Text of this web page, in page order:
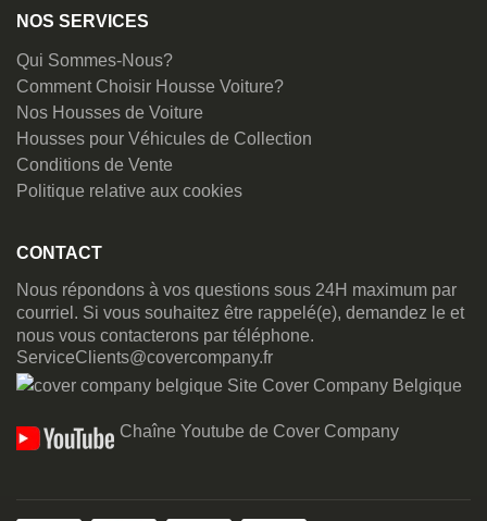
NOS SERVICES
Qui Sommes-Nous?
Comment Choisir Housse Voiture?
Nos Housses de Voiture
Housses pour Véhicules de Collection
Conditions de Vente
Politique relative aux cookies
CONTACT
Nous répondons à vos questions sous 24H maximum par
courriel. Si vous souhaitez être rappelé(e), demandez le et
nous vous contacterons par téléphone.
ServiceClients@covercompany.fr
Site Cover Company Belgique
Chaîne Youtube de Cover Company